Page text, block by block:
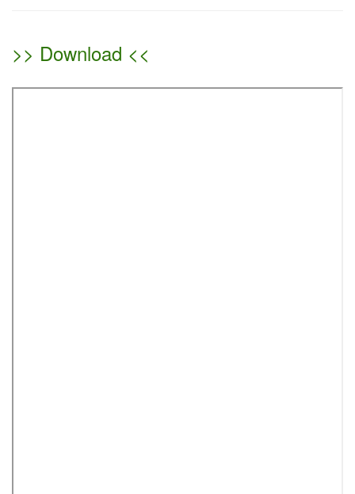
>> Download <<